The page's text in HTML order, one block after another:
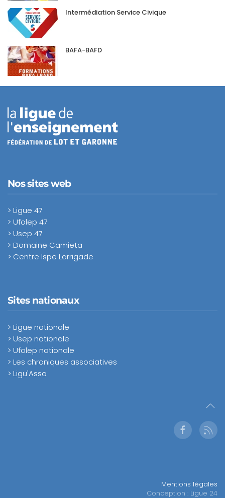
Intermédiation Service Civique
BAFA-BAFD
Nos sites web
> Ligue 47
> Ufolep 47
> Usep 47
> Domaine Camieta
> Centre Ispe Larrigade
Sites nationaux
> Ligue nationale
> Usep nationale
> Ufolep nationale
> Les chroniques associatives
> Ligu'Asso
Mentions légales
Conception : Ligue 24